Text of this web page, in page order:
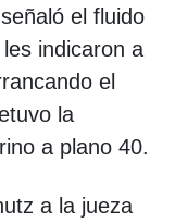
el fluido
indicaron a
el
la
a plano 40.
a la jueza